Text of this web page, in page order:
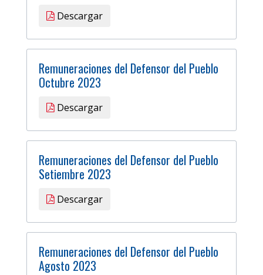
Descargar
Remuneraciones del Defensor del Pueblo
Octubre 2023
Descargar
Remuneraciones del Defensor del Pueblo
Setiembre 2023
Descargar
Remuneraciones del Defensor del Pueblo
Agosto 2023